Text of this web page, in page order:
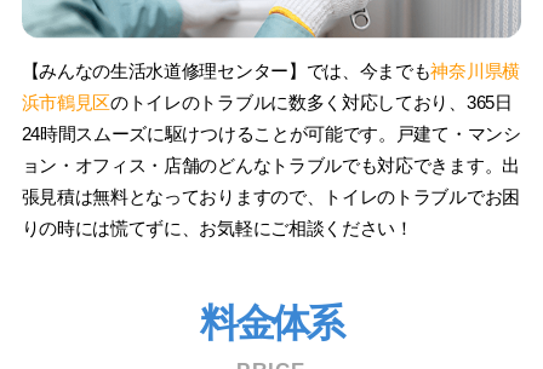
【みんなの生活水道修理センター】では、今までも神奈川県横
浜市鶴見区のトイレのトラブルに数多く対応しており、365日
24時間スムーズに駆けつけることが可能です。戸建て・マンシ
ョン・オフィス・店舗のどんなトラブルでも対応できます。出
張見積は無料となっておりますので、トイレのトラブルでお困
りの時には慌てずに、お気軽にご相談ください！
料金体系